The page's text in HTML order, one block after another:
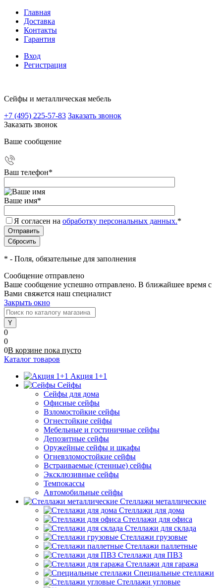
Главная
Доставка
Контакты
Гарантия
Вход
Регистрация
Сейфы и металлическая мебель
+7 (495) 225-57-83 Заказать звонок
Заказать звонок
Ваше сообщение
Ваш телефон*
Ваше имя*
Я согласен на обработку персональных данных.*
* - Поля, обязательные для заполнения
Сообщение отправлено
Ваше сообщение успешно отправлено. В ближайшее время с
Вами свяжется наш специалист
Закрыть окно
0
0
0В корзине пока пусто
Каталог товаров
Акция 1+1
Сейфы
Сейфы для дома
Офисные сейфы
Взломостойкие сейфы
Огнестойкие сейфы
Мебельные и гостиничные сейфы
Депозитные сейфы
Оружейные сейфы и шкафы
Огневзломостойкие сейфы
Встраиваемые (стенные) сейфы
Эксклюзивные сейфы
Темпокассы
Автомобильные сейфы
Стеллажи металлические
Стеллажи для дома
Стеллажи для офиса
Стеллажи для склада
Стеллажи грузовые
Стеллажи паллетные
Стеллажи для ПВЗ
Стеллажи для гаража
Специальные стеллажи
Стеллажи угловые